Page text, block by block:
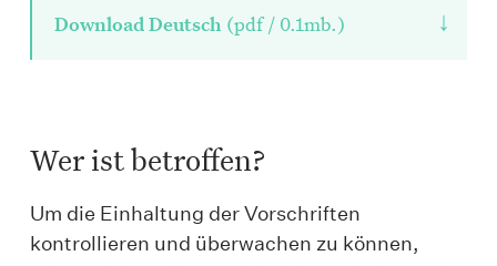
Download Deutsch (pdf / 0.1mb.) ↓
Wer ist betroffen?
Um die Einhaltung der Vorschriften
kontrollieren und überwachen zu können,